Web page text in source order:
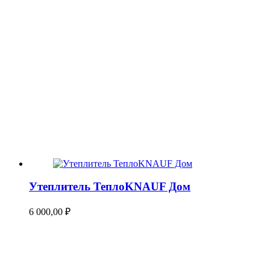
Утеплитель ТеплоKNAUF Дом
6 000,00 ₽